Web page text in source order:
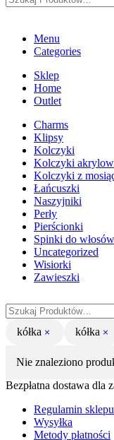
Menu
Categories
Sklep
Home
Outlet
Charms
Klipsy
Kolczyki
Kolczyki
Kolczyki z
Łańcuszki
Naszyjniki
Perły
Pierścionki
Spinki do włosów
Uncategorized
Wisiorki
Zawieszki
kółka kółka
Nie znaleziono
Bezpłatna dostawa dla
Regulamin
Wysyłka
Metody płatności